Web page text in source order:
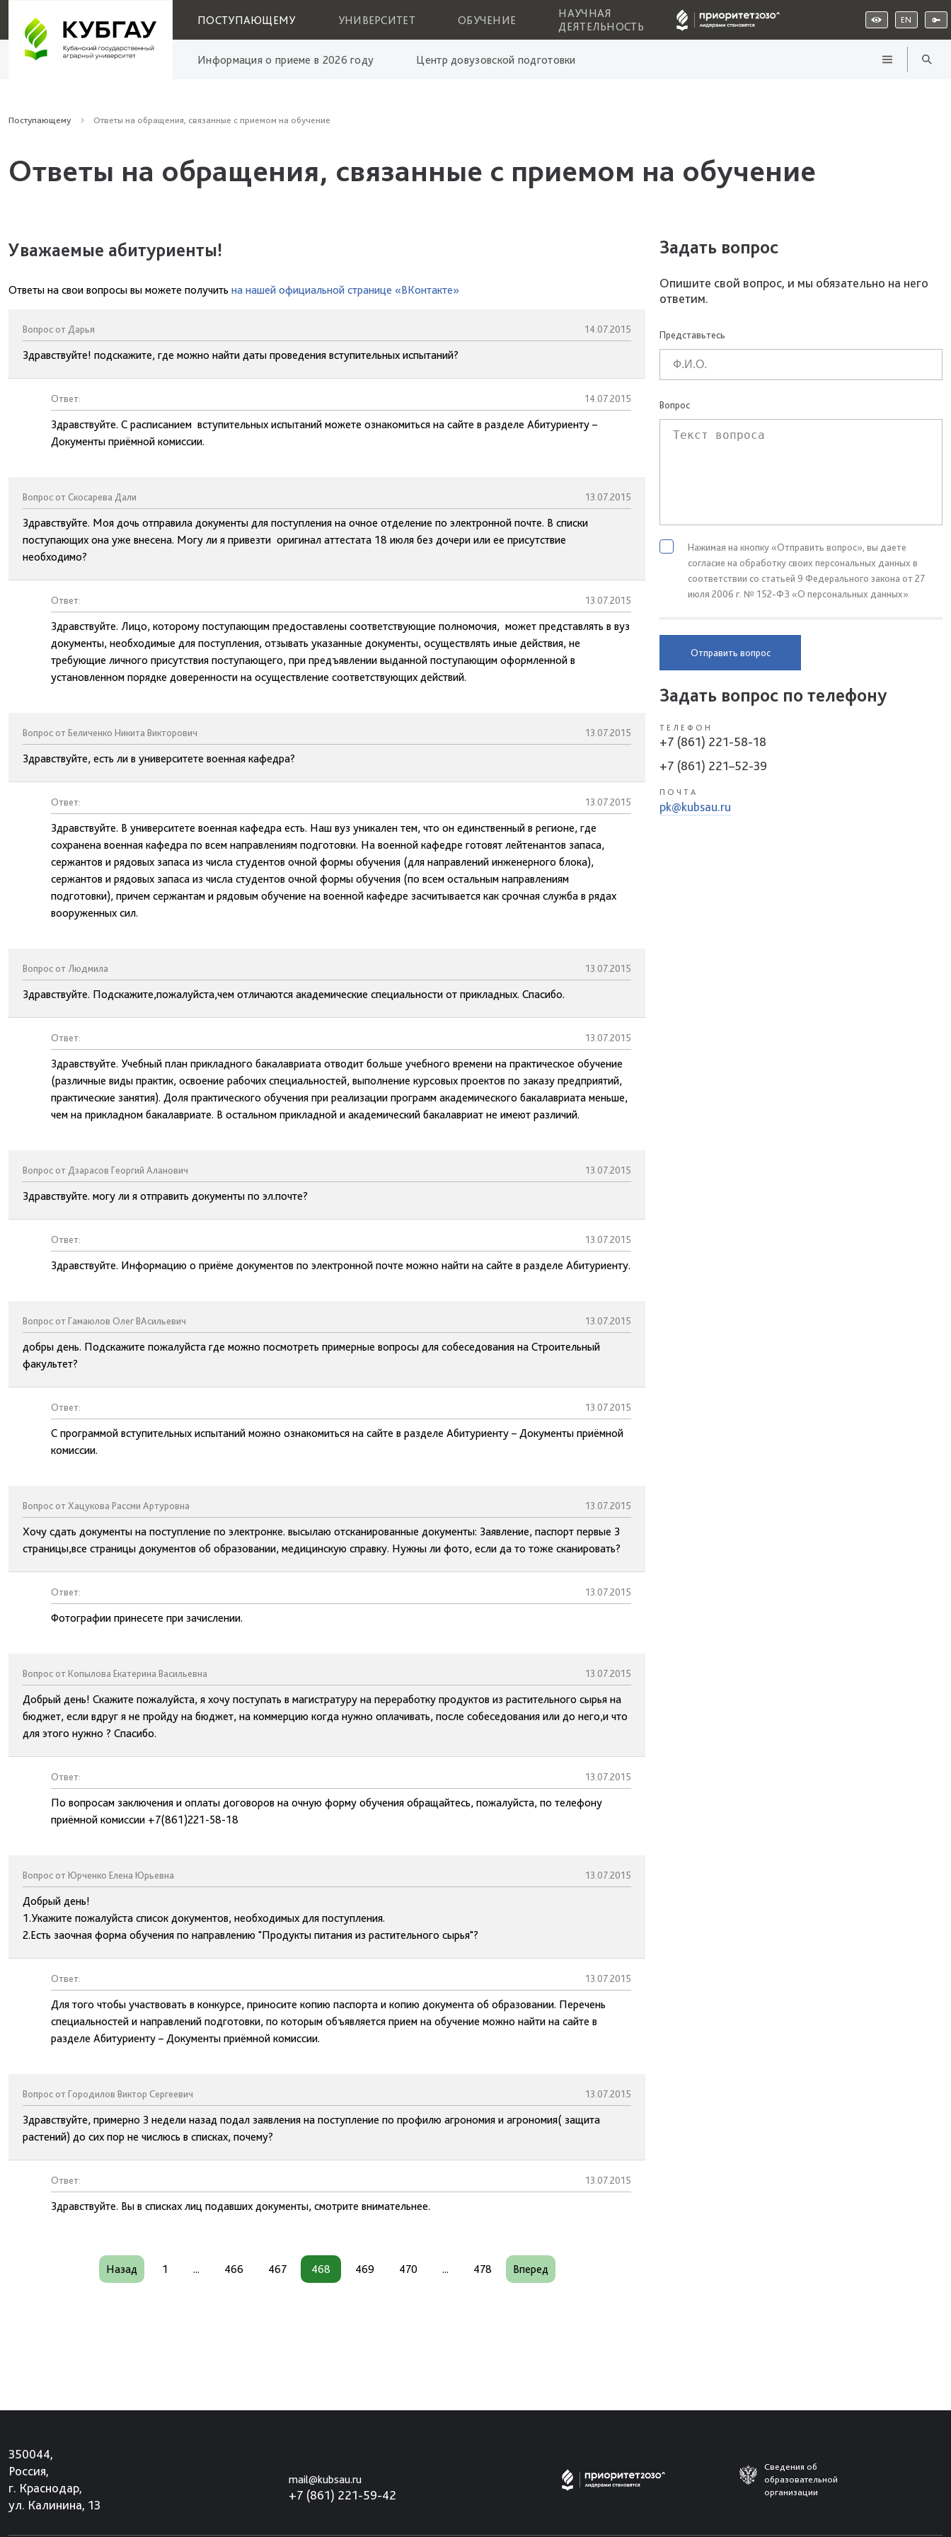
ПОСТУПАЮЩЕМУ УНИВЕРСИТЕТ ОБУЧЕНИЕ
НАУЧНАЯ
ДЕЯТЕЛЬНОСТЬ
EN
Информация о приеме в 2026 году Центр довузовской подготовки
Поступающему Ответы на обращения, связанные с приемом на обучение
Ответы на обращения, связанные с приемом на обучение
Уважаемые абитуриенты!
Ответы на свои вопросы вы можете получить на нашей официальной странице «ВКонтакте»
Вопрос от Дарья 14.07.2015
Здравствуйте! подскажите, где можно найти даты проведения вступительных испытаний?
Ответ: 14.07.2015
Здравствуйте. С расписанием вступительных испытаний можете ознакомиться на сайте в разделе Абитуриенту –
Документы приёмной комиссии.
Вопрос от Скосарева Дали 13.07.2015
Здравствуйте. Моя дочь отправила документы для поступления на очное отделение по электронной почте. В списки
поступающих она уже внесена. Могу ли я привезти оригинал аттестата 18 июля без дочери или ее присутствие
необходимо?
Ответ: 13.07.2015
Здравствуйте. Лицо, которому поступающим предоставлены соответствующие полномочия, может представлять в вуз
документы, необходимые для поступления, отзывать указанные документы, осуществлять иные действия, не
требующие личного присутствия поступающего, при предъявлении выданной поступающим оформленной в
установленном порядке доверенности на осуществление соответствующих действий.
Вопрос от Беличенко Никита Викторович 13.07.2015
Здравствуйте, есть ли в университете военная кафедра?
Ответ: 13.07.2015
Здравствуйте. В университете военная кафедра есть. Наш вуз уникален тем, что он единственный в регионе, где
сохранена военная кафедра по всем направлениям подготовки. На военной кафедре готовят лейтенантов запаса,
сержантов и рядовых запаса из числа студентов очной формы обучения (для направлений инженерного блока),
сержантов и рядовых запаса из числа студентов очной формы обучения (по всем остальным направлениям
подготовки), причем сержантам и рядовым обучение на военной кафедре засчитывается как срочная служба в рядах
вооруженных сил.
Вопрос от Людмила 13.07.2015
Здравствуйте. Подскажите,пожалуйста,чем отличаются академические специальности от прикладных. Спасибо.
Ответ: 13.07.2015
Здравствуйте. Учебный план прикладного бакалавриата отводит больше учебного времени на практическое обучение
(различные виды практик, освоение рабочих специальностей, выполнение курсовых проектов по заказу предприятий,
практические занятия). Доля практического обучения при реализации программ академического бакалавриата меньше,
чем на прикладном бакалавриате. В остальном прикладной и академический бакалавриат не имеют различий.
Вопрос от Дзарасов Георгий Аланович 13.07.2015
Здравствуйте. могу ли я отправить документы по эл.почте?
Ответ: 13.07.2015
Здравствуйте. Информацию о приёме документов по электронной почте можно найти на сайте в разделе Абитуриенту.
Вопрос от Гамаюлов Олег ВАсильевич 13.07.2015
добры день. Подскажите пожалуйста где можно посмотреть примерные вопросы для собеседования на Строительный
факультет?
Ответ: 13.07.2015
С программой вступительных испытаний можно ознакомиться на сайте в разделе Абитуриенту – Документы приёмной
комиссии.
Вопрос от Хацукова Рассми Артуровна 13.07.2015
Хочу сдать документы на поступление по электронке. высылаю отсканированные документы: Заявление, паспорт первые 3
страницы,все страницы документов об образовании, медицинскую справку. Нужны ли фото, если да то тоже сканировать?
Ответ: 13.07.2015
Фотографии принесете при зачислении.
Вопрос от Копылова Екатерина Васильевна 13.07.2015
Добрый день! Скажите пожалуйста, я хочу поступать в магистратуру на переработку продуктов из растительного сырья на
бюджет, если вдруг я не пройду на бюджет, на коммерцию когда нужно оплачивать, после собеседования или до него,и что
для этого нужно ? Спасибо.
Ответ: 13.07.2015
По вопросам заключения и оплаты договоров на очную форму обучения обращайтесь, пожалуйста, по телефону
приёмной комиссии +7(861)221-58-18
Вопрос от Юрченко Елена Юрьевна 13.07.2015
Добрый день!
1.Укажите пожалуйста список документов, необходимых для поступления.
2.Есть заочная форма обучения по направлению "Продукты питания из растительного сырья"?
Ответ: 13.07.2015
Для того чтобы участвовать в конкурсе, приносите копию паспорта и копию документа об образовании. Перечень
специальностей и направлений подготовки, по которым объявляется прием на обучение можно найти на сайте в
разделе Абитуриенту – Документы приёмной комиссии.
Вопрос от Городилов Виктор Сергеевич 13.07.2015
Здравствуйте, примерно 3 недели назад подал заявления на поступление по профилю агрономия и агрономия( защита
растений) до сих пор не числюсь в списках, почему?
Ответ: 13.07.2015
Здравствуйте. Вы в списках лиц подавших документы, смотрите внимательнее.
Назад 1 ... 466 467 468 469 470 ... 478 Вперед
Задать вопрос
Опишите свой вопрос, и мы обязательно на него
ответим.
Представьтесь
Вопрос
Нажимая на кнопку «Отправить вопрос», вы даете
согласие на обработку своих персональных данных в
соответствии со статьей 9 Федерального закона от 27
июля 2006 г. № 152-ФЗ «О персональных данных»
Отправить вопрос
Задать вопрос по телефону
ТЕЛЕФОН
+7 (861) 221-58-18
+7 (861) 221–52-39
ПОЧТА
pk@kubsau.ru
350044,
Россия,
г. Краснодар,
ул. Калинина, 13
mail@kubsau.ru
+7 (861) 221-59-42
Сведения об
образовательной
организации